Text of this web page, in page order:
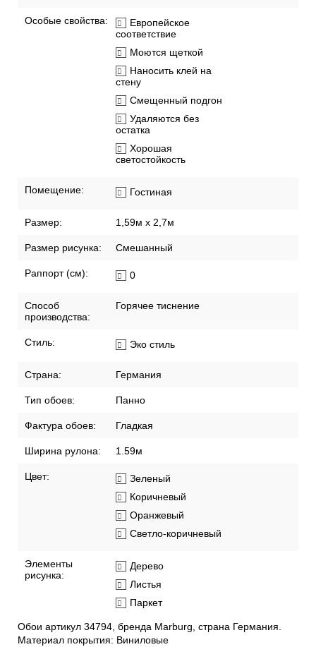
Особые свойства:
Европейское
соответствие
Моются щеткой
Наносить клей на
стену
Смещенный подгон
Удаляются без
остатка
Хорошая
светостойкость
Помещение: Гостиная
Размер: 1,59м х 2,7м
Размер рисунка: Смешанный
Раппорт (см): 0
Способ
производства:
Горячее тиснение
Стиль: Эко стиль
Страна: Германия
Тип обоев: Панно
Фактура обоев: Гладкая
Ширина рулона: 1.59м
Цвет:
Зеленый
Коричневый
Оранжевый
Светло-коричневый
Элементы
рисунка:
Дерево
Листья
Паркет
Обои артикул 34794, бренда Marburg, страна Германия.
Материал покрытия: Виниловые